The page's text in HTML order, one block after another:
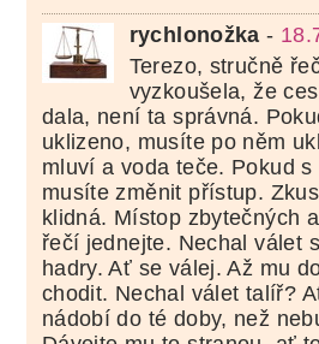
rychlonožka -
Terezo, stručně
vyzkoušela, že
dala, není ta správná.
uklizeno, musíte po něm
mluví a voda teče. Pokud
musíte změnit přístup.
klidná. Místop zbytečných
řečí jednejte. Nechal válet
hadry. Ať se válej. Až mu
chodit. Nechal válet talíř?
nádobí do té doby, než